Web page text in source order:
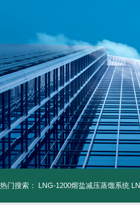
热门搜索： LNG-1200熔盐减压蒸馏系统